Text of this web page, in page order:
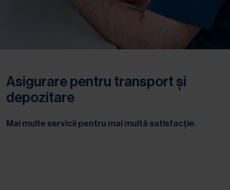
Asigurare pentru transport și
depozitare
Mai multe servicii pentru mai multă satisfacție.